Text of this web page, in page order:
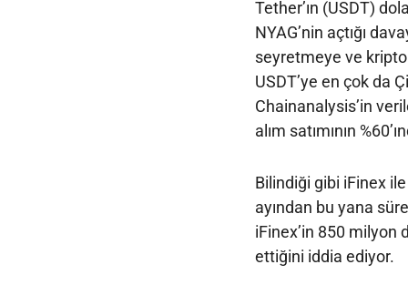
Tether’ın (USDT)
NYAG’nin açtığı
seyretmeye ve kripto
USDT’ye en çok da
Chainanalysis’in
alım satımının
Bilindiği gibi iFinex ile
ayından bu yana
iFinex’in 850 milyon
ettiğini iddia ediyor.